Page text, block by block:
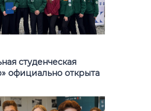
студенческая
официально открыта